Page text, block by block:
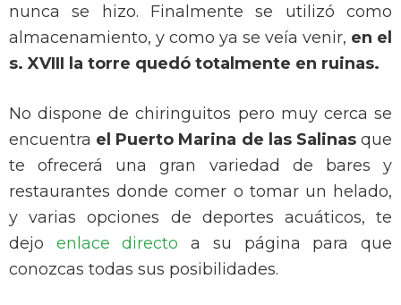
nunca se hizo. Finalmente se utilizó como
almacenamiento, y como ya se veía venir, en el
s. XVIII la torre quedó totalmente en ruinas.
No dispone de chiringuitos pero muy cerca se
encuentra el Puerto Marina de las Salinasque
te ofrecerá una gran variedad de bares y
restaurantes donde comer o tomar un helado,
y varias opciones de deportes acuáticos, te
dejo enlace directo a su página para que
conozcas todas sus posibilidades.